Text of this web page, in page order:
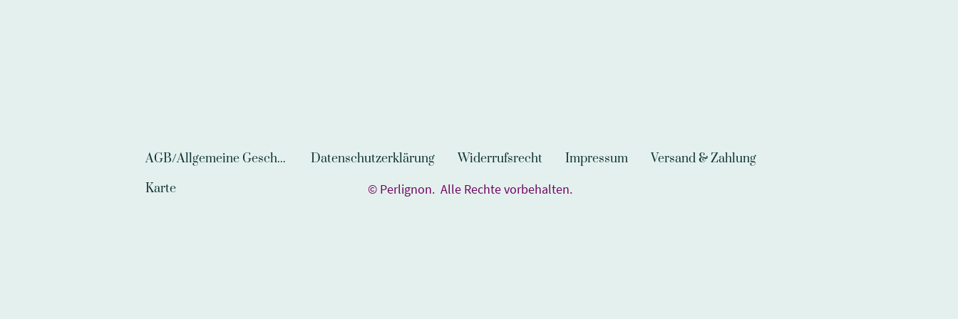
AGB/Allgemeine Geschäftsbedingungen Datenschutzerklärung Widerrufsrecht Impressum
Versand & Zahlung
Karte
© Perlignon. Alle Rechte vorbehalten.